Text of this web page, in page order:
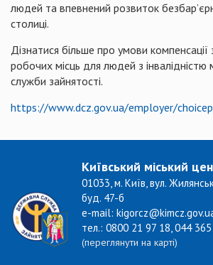
людей та впевнений розвиток
столиці.
Дізнатися більше про умови
робочих місць для людей з інвалідністю
служби зайнятості.
https://www.dcz.gov.ua/employer/
Київський міський
01033, м. Київ, вул.
буд. 47-б
e-mail:
тел.: 0800 21 97 18, 044
(переглянути на карті)